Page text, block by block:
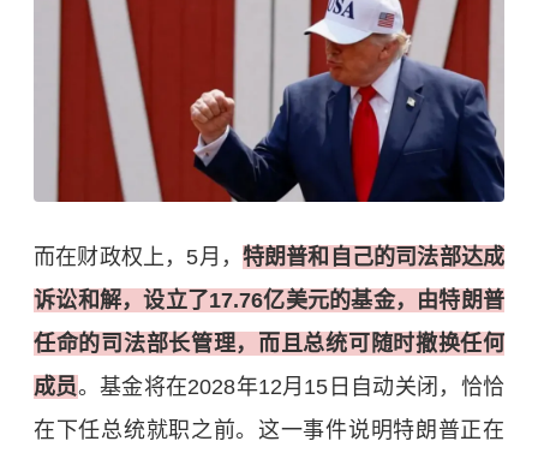
而在财政权上，5月， 特朗普和自己的司法部达成
诉讼和解，设立了17.76亿美元的基金，由特朗普
任命的司法部长管理，而且总统可随时撤换任何
成员。基金将在2028年12月15日自动关闭，恰恰
在下任总统就职之前。这一事件说明特朗普正在